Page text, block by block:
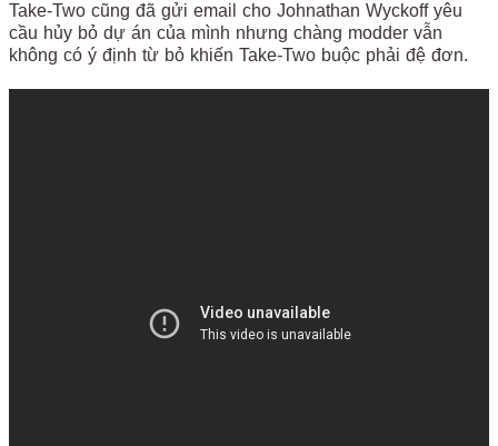
Take-Two cũng đã gửi email cho Johnathan Wyckoff yêu
cầu hủy bỏ dự án của mình nhưng chàng modder vẫn
không có ý định từ bỏ khiến Take-Two buộc phải đệ đơn.